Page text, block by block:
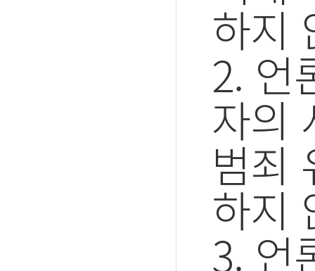
하지
2. 언
자의
범죄
하지
3. 언